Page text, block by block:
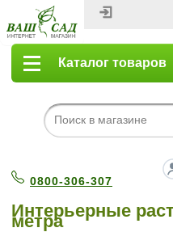
Каталог товаров
0800-306-307
Интерьерные
метра